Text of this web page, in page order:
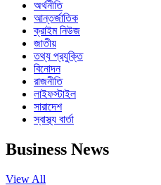
অর্থনীতি
আন্তর্জাতিক
ক্রাইম নিউজ
জাতীয়
তথ্য প্রযুক্তি
বিনোদন
রাজনীতি
লাইফস্টাইল
সারাদেশ
স্বাস্থ্য বার্তা
Business News
View All